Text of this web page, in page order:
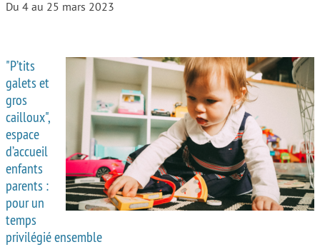
Du 4 au 25 mars 2023
"P’tits
galets et
gros
cailloux",
espace
d’accueil
enfants
parents :
pour un
temps
privilégié ensemble